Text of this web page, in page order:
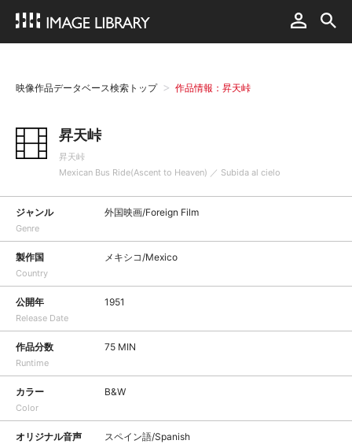
映像作品データベース検索トップ 作品情報：昇天峠
昇天峠
昇天峠
Mexican Bus Ride(Ascent to Heaven) ／ Subida al cielo
ジャンル
Genre
外国映画/Foreign Film
製作国
Country
メキシコ/Mexico
公開年
Release Date
1951
作品分数
Runtime
75 MIN
カラー
Color
B&W
オリジナル音声 スペイン語/Spanish